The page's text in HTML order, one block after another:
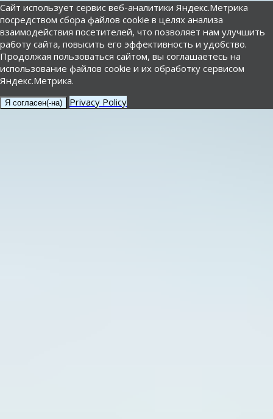
Сайт использует сервис веб-аналитики Яндекс.Метрика
посредством сбора файлов cookie в целях анализа
взаимодействия посетителей, что позволяет нам улучшить
работу сайта, повысить его эффективность и удобство.
Продолжая пользоваться сайтом, вы соглашаетесь на
использование файлов cookie и их обработку сервисом
Яндекс.Метрика.
Я согласен(-на) Privacy Policy